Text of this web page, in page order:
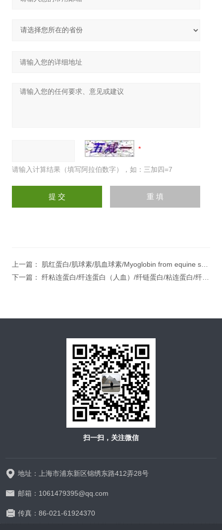
请输入计算结果（填写阿拉伯数字），如：三加四=7
上一篇： 肌红蛋白/肌球素/肌血球素/Myoglobin from equine skeletal muscl
下一篇： 纤粘连蛋白/纤连蛋白（人血）/纤链蛋白/粘连蛋白/纤维结合素/血清纤维结合蛋白/CIG
扫一扫，关注微信
地址：上海市浦东新区锦绣东路412弄28号
邮箱：1061479395@qq.com
传真：86-021-61924370